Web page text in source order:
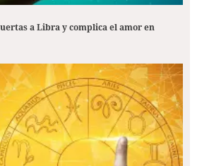
a Libra y complica el amor en